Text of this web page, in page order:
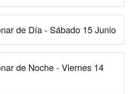
de Día - Sábado 15 Junio
de Noche - Viernes 14